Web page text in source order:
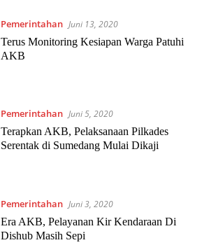
Pemerintahan Juni 13, 2020
Terus Monitoring Kesiapan Warga Patuhi
AKB
Pemerintahan Juni 5, 2020
Terapkan AKB, Pelaksanaan Pilkades
Serentak di Sumedang Mulai Dikaji
Pemerintahan Juni 3, 2020
Era AKB, Pelayanan Kir Kendaraan Di
Dishub Masih Sepi